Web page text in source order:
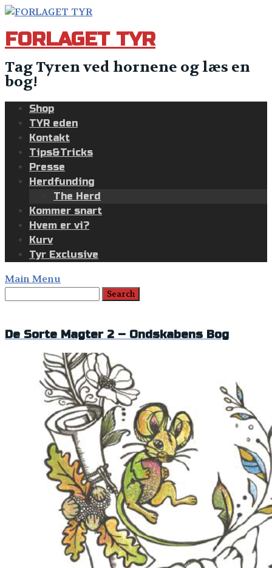
Skip
content
FORLAGET TYR
Tag Tyren ved hornene og læs en
bog!
Shop
TYR eden
Kontakt
Tips&Tricks
Presse
Herdfunding
The Herd
Kommer snart
Hvem er vi?
Kurv
Tyr Exclusive
Main Menu
De Sorte Magter 2 – Ondskabens Bog